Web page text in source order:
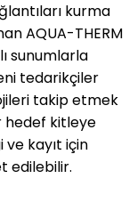
kurma
AQUA-THERM
sunumlarla
tedarikçiler
takip etmek
hedef kitleye
kayıt için
edilebilir.